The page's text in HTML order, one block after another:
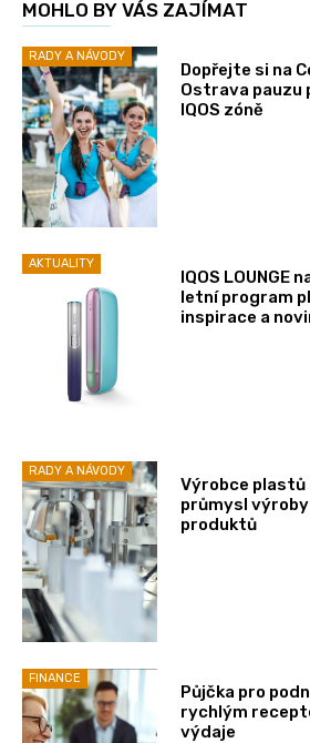
MOHLO BY VÁS ZAJÍMAT
RADY A NÁVODY
Dopřejte si na
Ostrava pauzu
IQOS zóně
AKTUALITY
IQOS LOUNGE
letní program
inspirace a
RADY A NÁVODY
Výrobce plastů
průmysl
produktů
FINANCE
Půjčka pro
rychlým
výdaje